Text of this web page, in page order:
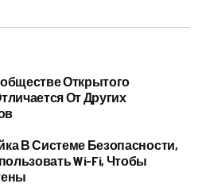
Открытого
От Других
В Системе Безопасности,
Wi-Fi, Чтобы